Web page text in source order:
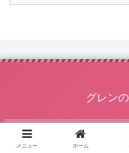
グレン
ホーム
メニュー ホーム